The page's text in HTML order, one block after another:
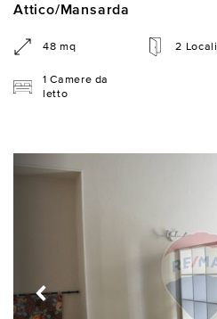
Attico/Mansarda
48 mq 2 Locali
1 Camere da
letto